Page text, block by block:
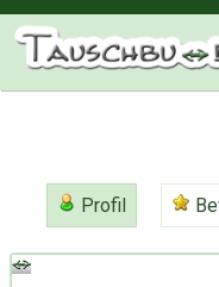
Profil